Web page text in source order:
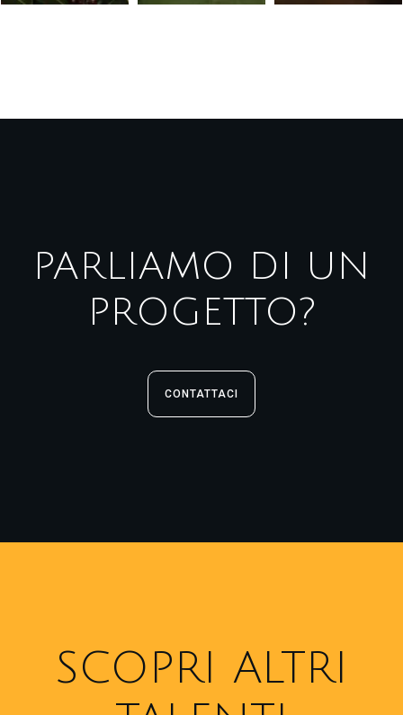
PARLIAMO DI UN
PROGETTO?
CONTATTACI
SCOPRI ALTRI